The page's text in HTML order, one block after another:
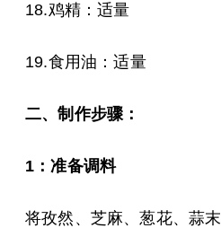
18.鸡精：适量
19.食用油：适量
二、制作步骤：
1：准备调料
将孜然、芝麻、葱花、蒜